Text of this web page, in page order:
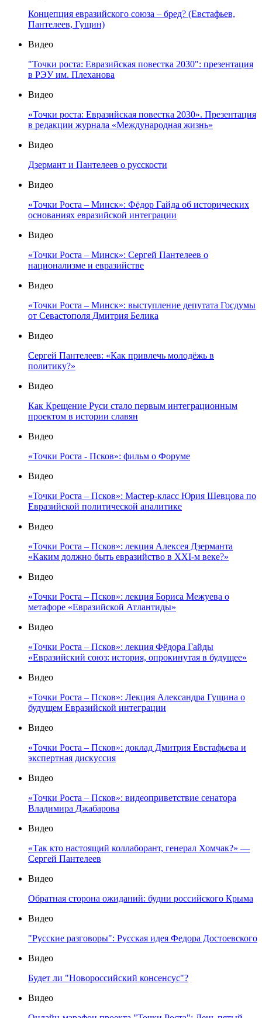
Концепция евразийского союза – бред? (Евстафьев,
Пантелеев, Гущин)
Видео
"Точки роста: Евразийская повестка 2030": презентация
в РЭУ им. Плеханова
Видео
«Точки роста: Евразийская повестка 2030». Презентация
в редакции журнала «Международная жизнь»
Видео
Дзермант и Пантелеев о русскости
Видео
«Точки Роста – Минск»: Фёдор Гайда об исторических
основаниях евразийской интеграции
Видео
«Точки Роста – Минск»: Сергей Пантелеев о
национализме и евразийстве
Видео
«Точки Роста – Минск»: выступление депутата Госдумы
от Севастополя Дмитрия Белика
Видео
Сергей Пантелеев: «Как привлечь молодёжь в
политику?»
Видео
Как Крещение Руси стало первым интеграционным
проектом в истории славян
Видео
«Точки Роста - Псков»: фильм о Форуме
Видео
«Точки Роста – Псков»: Мастер-класс Юрия Шевцова по
Евразийской политической аналитике
Видео
«Точки Роста – Псков»: лекция Алексея Дзерманта
«Каким должно быть евразийство в XXI-м веке?»
Видео
«Точки Роста – Псков»: лекция Бориса Межуева о
метафоре «Евразийской Атлантиды»
Видео
«Точки Роста – Псков»: лекция Фёдора Гайды
«Евразийский союз: история, опрокинутая в будущее»
Видео
«Точки Роста – Псков»: Лекция Александра Гущина о
будущем Евразийской интеграции
Видео
«Точки Роста – Псков»: доклад Дмитрия Евстафьева и
экспертная дискуссия
Видео
«Точки Роста – Псков»: видеоприветствие сенатора
Владимира Джабарова
Видео
«Так кто настоящий коллаборант, генерал Хомчак?» —
Сергей Пантелеев
Видео
Обратная сторона ожиданий: будни российского Крыма
Видео
"Русские разговоры": Русская идея Федора Достоевского
Видео
Будет ли "Новороссийский консенсус"?
Видео